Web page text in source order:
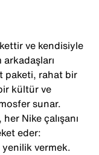
ve kendisiyle
paketi, rahat bir
kültür ve
sunar.
Nike çalışanı
eder:
vermek.